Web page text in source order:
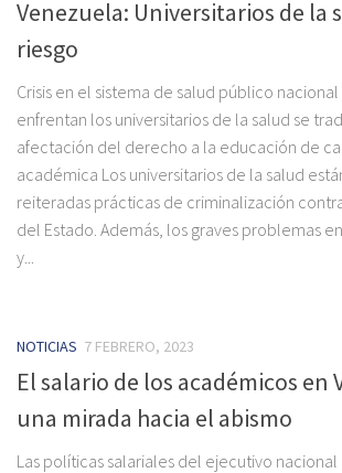
Venezuela: Universitarios de la
riesgo
Crisis en el sistema de salud público
enfrentan los universitarios de la salud se
afectación del derecho a la educación de
académica Los universitarios de la salud
reiteradas prácticas de criminalización
del Estado. Además, los graves problemas
y...
NOTICIAS 7 FEBRERO, 2023
El salario de los académicos en
una mirada hacia el abismo
Las políticas salariales del ejecutivo